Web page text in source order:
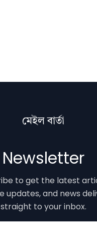
মেইল বাৰ্তা
Newsletter
to get the latest
updates, and news
straight to your inbox.